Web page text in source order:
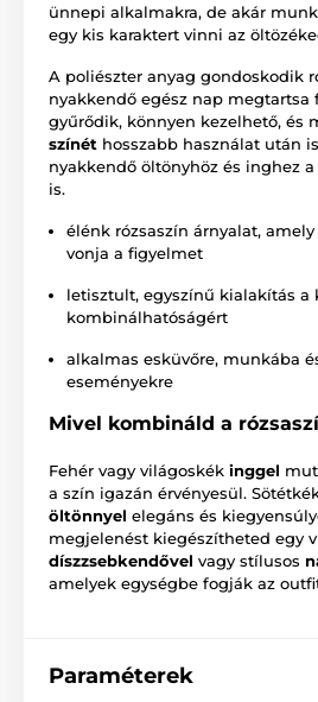
ünnepi alkalmakra, de akár
egy kis karaktert vinni az
A poliészter anyag gondoskodik
nyakkendő egész nap megtartsa
gyűrődik, könnyen kezelhető, és
színét hosszabb használat után
nyakkendő öltönyhöz és inghez
is.
élénk rózsaszín árnyalat,
vonja a figyelmet
letisztult, egyszínű kialakítás a
kombinálhatóságért
alkalmas esküvőre, munkába
eseményekre
Mivel kombináld a
Fehér vagy világoskék inggel
a szín igazán érvényesül.
öltönnyel elegáns és
megjelenést kiegészítheted egy
díszzsebkendővel vagy stílusos
amelyek egységbe fogják az
Paraméterek